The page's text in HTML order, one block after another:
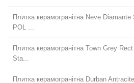
Плитка керамогранітна Neve
POL ...
Плитка керамогранітна Town Grey
Sta...
Плитка керамогранітна Durban